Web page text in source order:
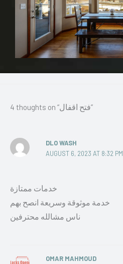
4 thoughts on “فتح اقفال”
DLO WASH
AUGUST 6, 2023 AT 8:32 PM
خدمات ممتازة
خدمة موثوقة وسريعة انصح بهم
ناس مشالله محترفين
OMAR MAHMOUD